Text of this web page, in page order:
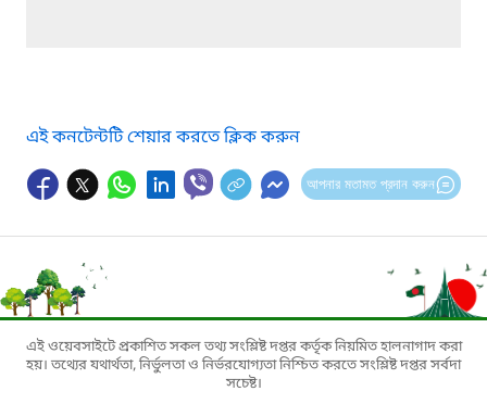
এই কনটেন্টটি শেয়ার করতে ক্লিক করুন
আপনার মতামত প্রদান করুন
এই ওয়েবসাইটে প্রকাশিত সকল তথ্য সংশ্লিষ্ট দপ্তর কর্তৃক নিয়মিত হালনাগাদ করা
হয়। তথ্যের যথার্থতা, নির্ভুলতা ও নির্ভরযোগ্যতা নিশ্চিত করতে সংশ্লিষ্ট দপ্তর সর্বদা
সচেষ্ট।